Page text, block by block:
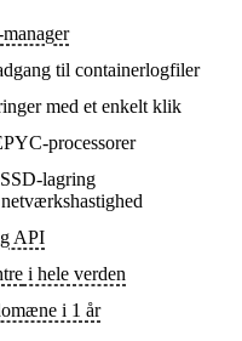
til containerlogfiler
med et enkelt klik
processorer
lagring
API
i hele verden
i 1 år